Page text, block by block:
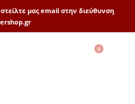
μας email στην διεύθυνση
0